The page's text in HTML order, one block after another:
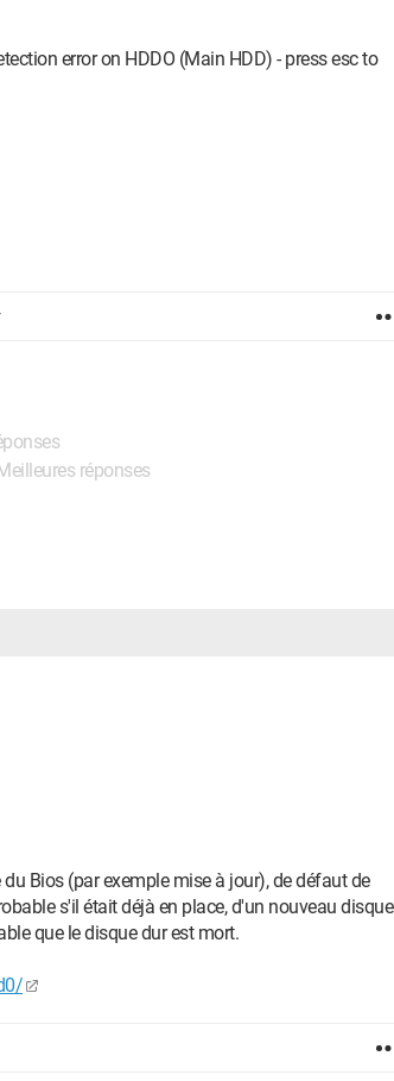
error on HDDO (Main HDD) - press esc to
réponses
Bios (par exemple mise à jour), de défaut de
s'il était déjà en place, d'un nouveau disque
que le disque dur est mort.